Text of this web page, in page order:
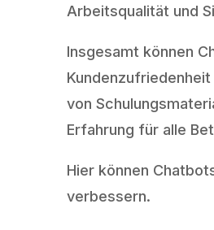
Arbeitsqualität und
Insgesamt können
von
Erfahrung für alle
Hier können
verbessern.